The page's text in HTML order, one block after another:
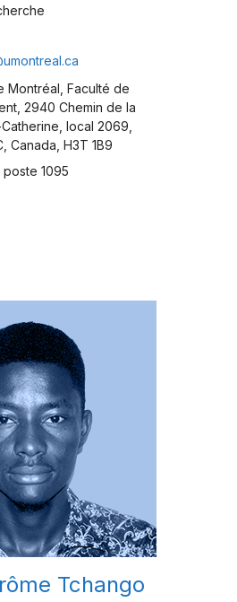
Montréal, Faculté de
2940 Chemin de la
local 2069,
Canada, H3T 1B9
poste 1095
Tchango